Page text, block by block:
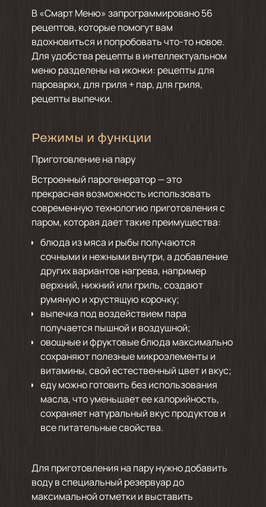
В «Смарт Меню» запрограммировано 56
рецептов, которые помогут вам
вдохновиться и попробовать что-то новое.
Для удобства рецепты в интеллектуальном
меню разделены на иконки: рецепты для
пароварки, для гриля + пар, для гриля,
рецепты выпечки.
Режимы и функции
Приготовление на пару
Встроенный парогенератор — это
прекрасная возможность использовать
современную технологию приготовления с
паром, которая дает такие преимущества:
блюда из мяса и рыбы получаются
сочными и нежными внутри, а добавление
других вариантов нагрева, например
верхний, нижний или гриль, создают
румяную и хрустящую корочку;
выпечка под воздействием пара
получается пышной и воздушной;
овощные и фруктовые блюда максимально
сохраняют полезные микроэлементы и
витамины, свой естественный цвет и вкус;
еду можно готовить без использования
масла, что уменьшает ее калорийность,
сохраняет натуральный вкус продуктов и
все питательные свойства.
Для приготовления на пару нужно добавить
воду в специальный резервуар до
максимальной отметки и выставить